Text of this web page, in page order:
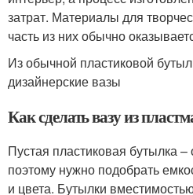
затрат. Материалы для
часть из них обычно
Из обычной пластиковой
дизайнерские вазы
Как сделать вазу из
Пустая пластиковая бутылка
поэтому нужно подобрать
и цвета. Бутылки